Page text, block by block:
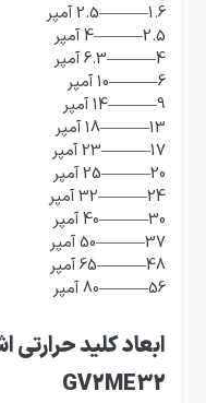
1.6———2.5 آمپر
2.5———4 آمپر
4———6.3 آمپر
6———10 آمپر
9———14 آمپر
13———18 آمپر
17———23 آمپر
20———25 آمپر
24———32 آمپر
30———40 آمپر
37———50 آمپر
48———65 آمپر
56———80 آمپر
GV2ME32